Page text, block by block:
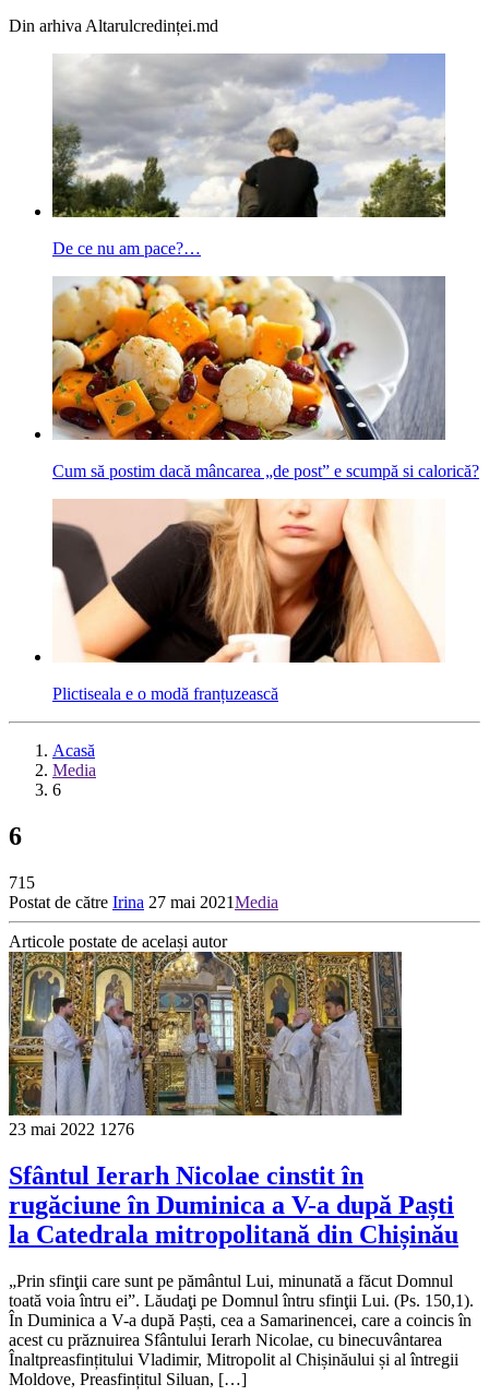
Din arhiva Altarulcredinței.md
De ce nu am pace?…
Cum să postim dacă mâncarea „de post” e scumpă si calorică?
Plictiseala e o modă franțuzească
Acasă
Media
6
6
715
Postat de către Irina 27 mai 2021Media
Articole postate de același autor
23 mai 2022 1276
Sfântul Ierarh Nicolae cinstit în
rugăciune în Duminica a V-a după Paști
la Catedrala mitropolitană din Chișinău
„Prin sfinţii care sunt pe pământul Lui, minunată a făcut Domnul
toată voia întru ei”. Lăudaţi pe Domnul întru sfinţii Lui. (Ps. 150,1).
În Duminica a V-a după Paști, cea a Samarinencei, care a coincis în
acest cu prăznuirea Sfântului Ierarh Nicolae, cu binecuvântarea
Înaltpreasfințitului Vladimir, Mitropolit al Chișinăului și al întregii
Moldove, Preasfințitul Siluan, […]